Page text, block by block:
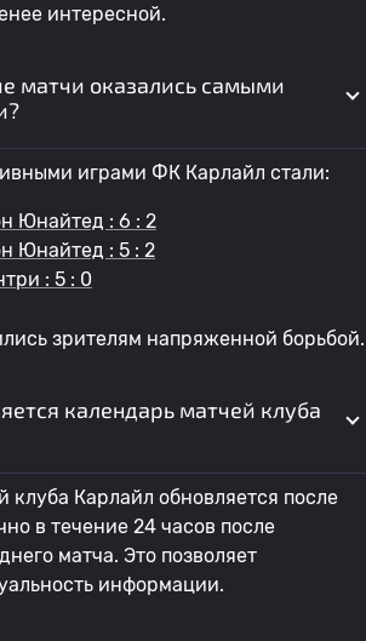
интересной.
матчи оказались самыми
играми ФК Карлайл стали:
Юнайтед : 6 : 2
Юнайтед : 5 : 2
: 5 : 0
зрителям напряженной борьбой.
календарь матчей клуба
клуба Карлайл обновляется после
в течение 24 часов после
матча. Это позволяет
информации.